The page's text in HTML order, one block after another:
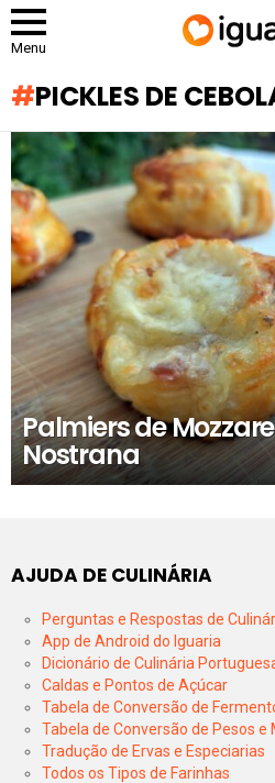
Menu
PICKLES DE
RECOMENDADOS
Palmiers de
Nostrana
AJUDA DE CULINÁRIA
Perguntas e Respostas de
App de Android do Iguaria
Dicionário de Culinária
Caldas e Pontos de Açúcar
Tabela de Conversão de
Tabela de Conversão de Pesos e
Tradução de Ervas e Especiarias
Todos os Tipos de Farinhas